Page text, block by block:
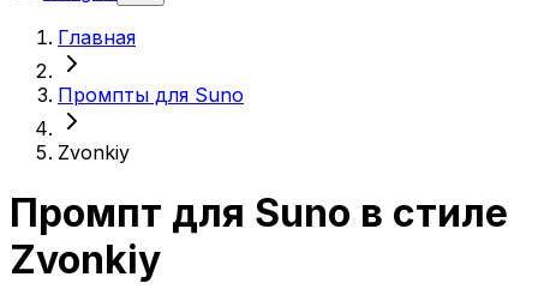
Главная
Промпты для Suno
Zvonkiy
Промпт для Suno в стиле
Zvonkiy